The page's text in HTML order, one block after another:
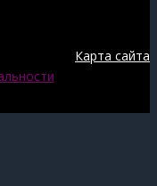
Карта сайта